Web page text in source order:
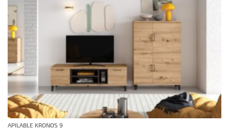
APILABLE KRONOS 9